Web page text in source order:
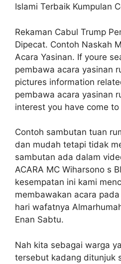
Islami Terbaik Kumpulan
Rekaman Cabul Trump
Dipecat. Contoh Naskah
Acara Yasinan. If youre
pembawa acara yasinan
pictures information
pembawa acara yasinan
interest you have come
Contoh sambutan tuan
dan mudah tetapi tidak
sambutan ada dalam
ACARA MC Wiharsono s
kesempatan ini kami
membawakan acara
hari wafatnya
Enan Sabtu.
Nah kita sebagai warga
tersebut kadang ditunjuk